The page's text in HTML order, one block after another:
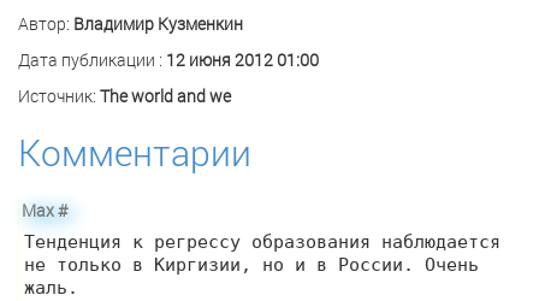
Автор: Владимир Кузменкин
Дата публикации : 12 июня 2012 01:00
Источник: The world and we
Комментарии
Мах#
Тенденция к регрессу образования наблюдается
не только в Киргизии, но и в России. Очень
жаль.